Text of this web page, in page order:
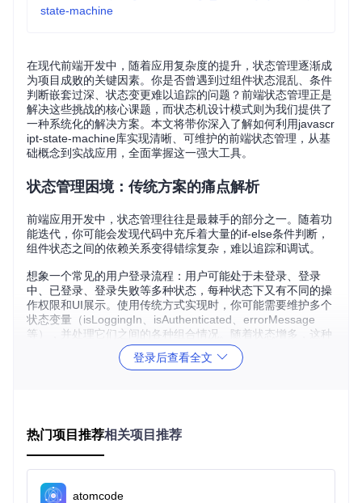
state-machine
在现代前端开发中，随着应用复杂度的提升，状态管理逐渐成
为项目成败的关键因素。你是否曾遇到过组件状态混乱、条件
判断嵌套过深、状态变更难以追踪的问题？前端状态管理正是
解决这些挑战的核心课题，而状态机设计模式则为我们提供了
一种系统化的解决方案。本文将带你深入了解如何利用javascr
ipt-state-machine库实现清晰、可维护的前端状态管理，从基
础概念到实战应用，全面掌握这一强大工具。
状态管理困境：传统方案的痛点解析
前端应用开发中，状态管理往往是最棘手的部分之一。随着功
能迭代，你可能会发现代码中充斥着大量的if-else条件判断，
组件状态之间的依赖关系变得错综复杂，难以追踪和调试。
想象一个常见的用户登录流程：用户可能处于未登录、登录
中、已登录、登录失败等多种状态，每种状态下又有不同的操
作权限和UI展示。使用传统方式实现时，你可能需要维护多个
状态变量（isLoggingIn、isAuthenticated、errorMessage
等），并处理它们之间的各种组合情况。随着状态增多，这种
方式很快就会变得难以维护。
副作用难以控制：状态变更导致的副作用处理缺乏规范
调试困难：状态历史和变更轨迹难以追踪
这些问题不仅增加了开发难度，还会导致应用出现难以复现的
bug和性能问题。
登录后查看全文
热门项目推荐相关项目推荐
atomcode